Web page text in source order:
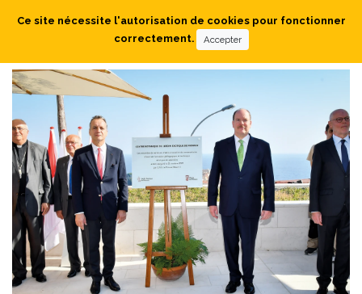
Ce site nécessite l'autorisation de cookies pour fonctionner
correctement.
Accepter